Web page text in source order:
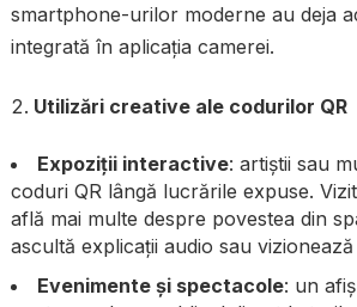
smartphone-urilor moderne au deja
integrată în aplicația camerei.
Utilizări creative ale codurilor QR
Expoziții interactive: artiștii sau
coduri QR lângă lucrările expuse.
află mai multe despre povestea din
ascultă explicații audio sau
Evenimente și spectacole: un